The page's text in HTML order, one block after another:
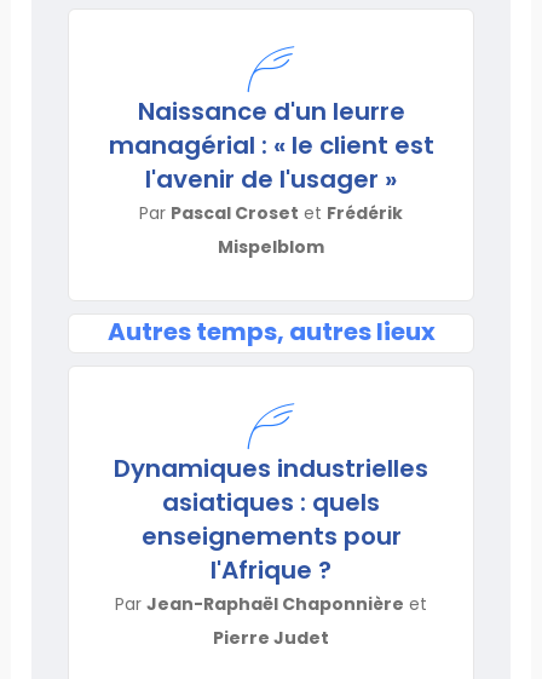
Naissance d'un leurre
managérial : « le client est
l'avenir de l'usager »
Par Pascal Croset et Frédérik
Mispelblom
Autres temps, autres lieux
Dynamiques industrielles
asiatiques : quels
enseignements pour
l'Afrique ?
Par Jean-Raphaël Chaponnière et
Pierre Judet